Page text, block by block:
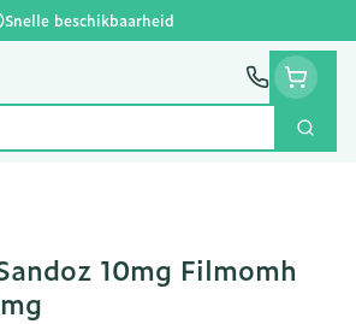
Snelle beschikbaarheid
Zoek
10mg Filmomh